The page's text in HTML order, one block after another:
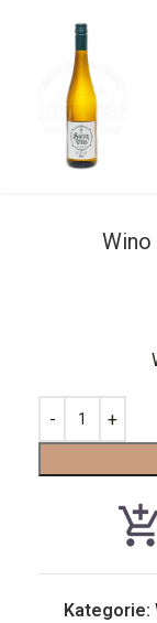
Kategorie: